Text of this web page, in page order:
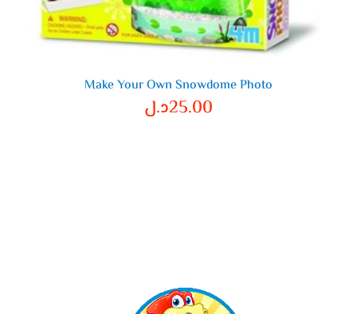
Make Your Own Snowdome Photo
25.00د.ل